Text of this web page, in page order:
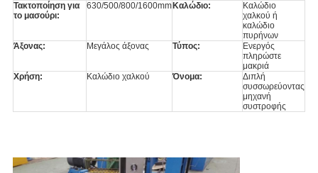
Τακτοποίηση για
το μασούρι:
630/500/800/1600mm Καλώδιο:
Καλώδιο
χαλκού ή
καλώδιο
πυρήνων
Άξονας:
Μεγάλος άξονας Τύπος:
Ενεργός
πληρώστε
μακριά
Χρήση:
Καλώδιο χαλκού Όνομα:
Διπλή
συσσωρεύοντας
μηχανή
συστροφής